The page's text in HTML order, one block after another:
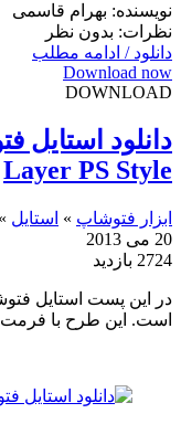
نویسنده: بهرام قاسمی
نظرات: بدون نظر
دانلود / ادامه مطلب
Download now
DOWNLOAD
Layer PS Style
ابزار فتوشاپ » استایل »
20 می 2013
2724 بازدید
در این پست استایل
است. این طرح با فرمت PSD و ASL می باشد.